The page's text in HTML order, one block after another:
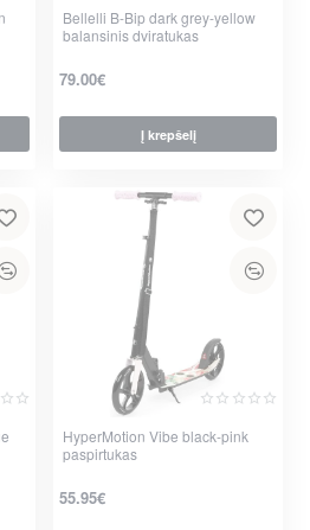
Bellelli B-Bip dark grey-yellow
balansinis dviratukas
79.00€
Į krepšelį
HyperMotion Vibe black-pink
paspirtukas
55.95€